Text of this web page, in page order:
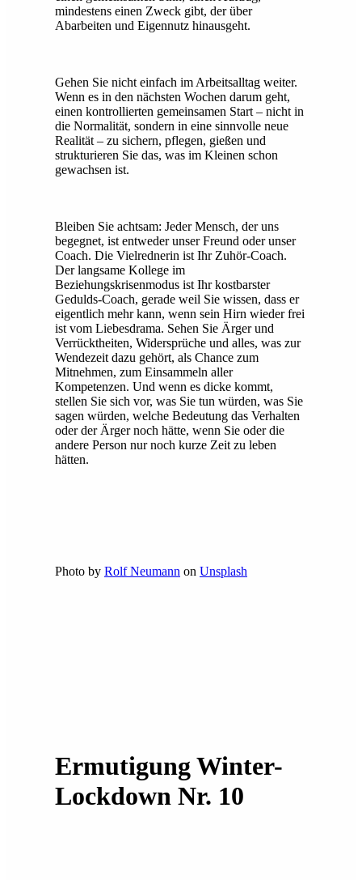
mindestens einen Zweck gibt, der über
Abarbeiten und Eigennutz hinausgeht.
Gehen Sie nicht einfach im Arbeitsalltag weiter.
Wenn es in den nächsten Wochen darum geht,
einen kontrollierten gemeinsamen Start – nicht in
die Normalität, sondern in eine sinnvolle neue
Realität – zu sichern, pflegen, gießen und
strukturieren Sie das, was im Kleinen schon
gewachsen ist.
Bleiben Sie achtsam: Jeder Mensch, der uns
begegnet, ist entweder unser Freund oder unser
Coach. Die Vielrednerin ist Ihr Zuhör-Coach.
Der langsame Kollege im
Beziehungskrisenmodus ist Ihr kostbarster
Gedulds-Coach, gerade weil Sie wissen, dass er
eigentlich mehr kann, wenn sein Hirn wieder frei
ist vom Liebesdrama. Sehen Sie Ärger und
Verrücktheiten, Widersprüche und alles, was zur
Wendezeit dazu gehört, als Chance zum
Mitnehmen, zum Einsammeln aller
Kompetenzen. Und wenn es dicke kommt,
stellen Sie sich vor, was Sie tun würden, was Sie
sagen würden, welche Bedeutung das Verhalten
oder der Ärger noch hätte, wenn Sie oder die
andere Person nur noch kurze Zeit zu leben
hätten.
Photo by Rolf Neumann on Unsplash
Ermutigung Winter-
Lockdown Nr. 10